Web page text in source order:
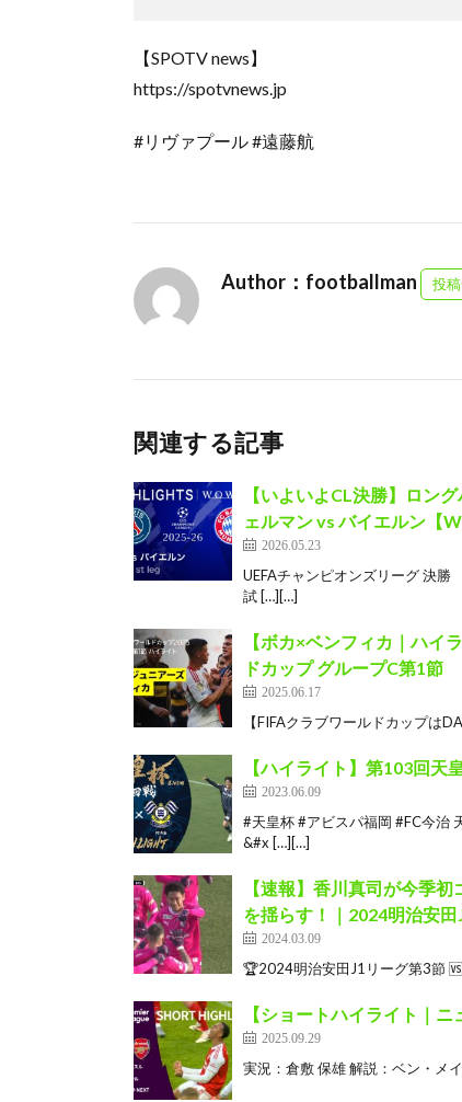
【SPOTV news】
https://spotvnews.jp
#リヴァプール #遠藤航
Author：footballman 投
関連する記事
【いよいよCL決勝】ロン
ェルマン vs バイエルン【
2026.05.23
UEFAチャンピオンズリーグ 決
試 […][…]
【ボカ×ベンフィカ｜ハイ
ドカップ グループC第1節
2025.06.17
【FIFAクラブワールドカップは
【ハイライト】第103回天
2023.06.09
#天皇杯 #アビスパ福岡 #FC今治
&#x […][…]
【速報】香川真司が今季
を揺らす！｜2024明治安
2024.03.09
🏆2024明治安田J1リーグ第3節
【ショートハイライト｜
2025.09.29
実況：倉敷 保雄 解説：ベン・